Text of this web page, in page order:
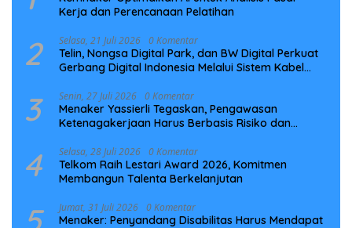
Kerja dan Perencanaan Pelatihan
2 Selasa, 21 Juli 2026 0 Komentar
Telin, Nongsa Digital Park, dan BW Digital Perkuat
Gerbang Digital Indonesia Melalui Sistem Kabel
3 Senin, 27 Juli 2026 0 Komentar
Menaker Yassierli Tegaskan, Pengawasan
Ketenagakerjaan Harus Berbasis Risiko dan
4 Selasa, 28 Juli 2026 0 Komentar
Telkom Raih Lestari Award 2026, Komitmen
Membangun Talenta Berkelanjutan
5 Jumat, 31 Juli 2026 0 Komentar
Menaker: Penyandang Disabilitas Harus Mendapat